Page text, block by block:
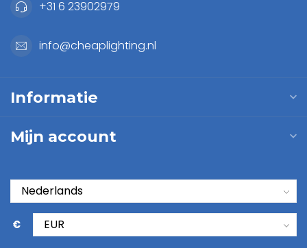
+31 6 23902979
info@cheaplighting.nl
Informatie
Mijn account
€